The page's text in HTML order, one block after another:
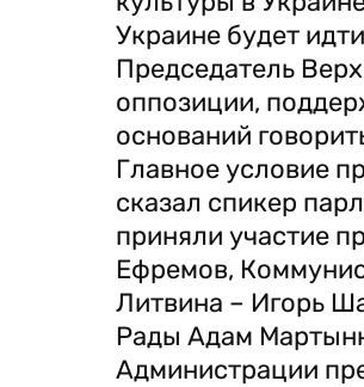
Украине будет
Председатель
оппозиции,
оснований
Главное условие
сказал спикер
приняли участие
Ефремов,
Литвина – Игорь
Рады Адам
Администрации